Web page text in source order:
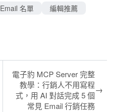
Email 名單
編輯推薦
電子豹 MCP Server 完整
教學：行銷人不用寫程
式，用 AI 對話完成 5 個
常見 Email 行銷任務
→